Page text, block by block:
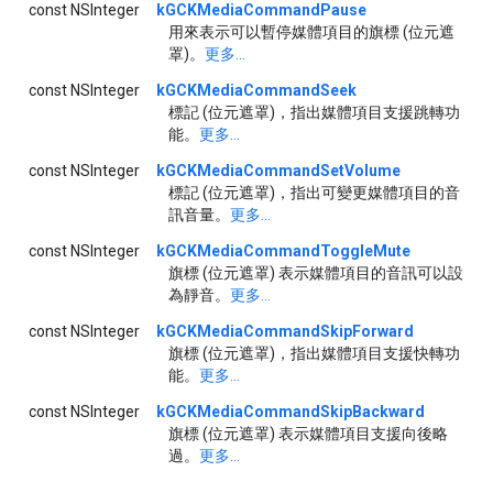
const NSInteger
kGCKMediaCommandPause
用來表示可以暫停媒體項目的旗標 (位元遮
罩)。 更多...
const NSInteger
kGCKMediaCommandSeek
標記 (位元遮罩)，指出媒體項目支援跳轉功
能。 更多...
const NSInteger
kGCKMediaCommandSetVolume
標記 (位元遮罩)，指出可變更媒體項目的音
訊音量。 更多...
const NSInteger
kGCKMediaCommandToggleMute
旗標 (位元遮罩) 表示媒體項目的音訊可以設
為靜音。 更多...
const NSInteger
kGCKMediaCommandSkipForward
旗標 (位元遮罩)，指出媒體項目支援快轉功
能。 更多...
const NSInteger
kGCKMediaCommandSkipBackward
旗標 (位元遮罩) 表示媒體項目支援向後略
過。 更多...